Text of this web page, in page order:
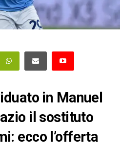
in Manuel
il sostituto
ecco l’offerta